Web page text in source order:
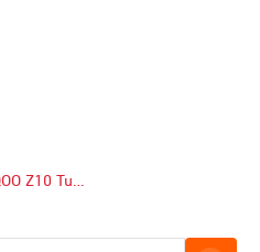
Tag: Spesifikasi iQOO Z10 Turbo Plus